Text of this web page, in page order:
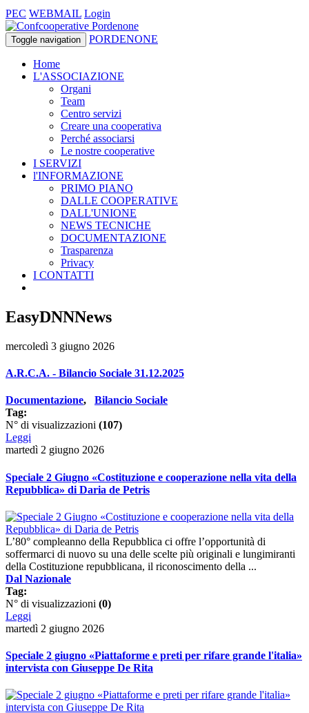
PEC WEBMAIL Login
Toggle navigation PORDENONE
Home
L'ASSOCIAZIONE
Organi
Team
Centro servizi
Creare una cooperativa
Perché associarsi
Le nostre cooperative
I SERVIZI
l'INFORMAZIONE
PRIMO PIANO
DALLE COOPERATIVE
DALL'UNIONE
NEWS TECNICHE
DOCUMENTAZIONE
Trasparenza
Privacy
I CONTATTI
EasyDNNNews
mercoledì 3 giugno 2026
A.R.C.A. - Bilancio Sociale 31.12.2025
Documentazione, Bilancio Sociale
Tag:
N° di visualizzazioni (107)
Leggi
martedì 2 giugno 2026
Speciale 2 Giugno «Costituzione e cooperazione nella vita della
Repubblica» di Daria de Petris
L’80° compleanno della Repubblica ci offre l’opportunità di
soffermarci di nuovo su una delle scelte più originali e lungimiranti
della Costituzione repubblicana, il riconoscimento della ...
Dal Nazionale
Tag:
N° di visualizzazioni (0)
Leggi
martedì 2 giugno 2026
Speciale 2 giugno «Piattaforme e preti per rifare grande l'italia»
intervista con Giuseppe De Rita